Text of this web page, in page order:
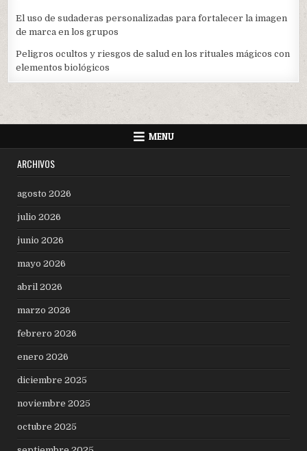
El uso de sudaderas personalizadas para fortalecer la imagen
de marca en los grupos
Peligros ocultos y riesgos de salud en los rituales mágicos con
elementos biológicos
MENU
ARCHIVOS
agosto 2026
julio 2026
junio 2026
mayo 2026
abril 2026
marzo 2026
febrero 2026
enero 2026
diciembre 2025
noviembre 2025
octubre 2025